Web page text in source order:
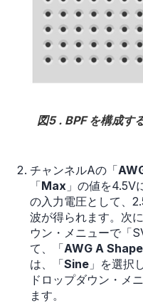
図5 . BPF を構成す
チャンネルAの「
「Max 」の値を4.5V
の入力電圧として、
波が得られます。次
ウン・メニューで「
て、「AWG A Shape
は、「Sine 」を選択
ドロップダウン・メ
ます。